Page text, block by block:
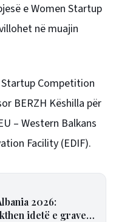
e Women Startup
në muajin
Competition
BERZH Këshilla për
– Western Balkans
Facility (EDIF).
2026:
idetë e grave